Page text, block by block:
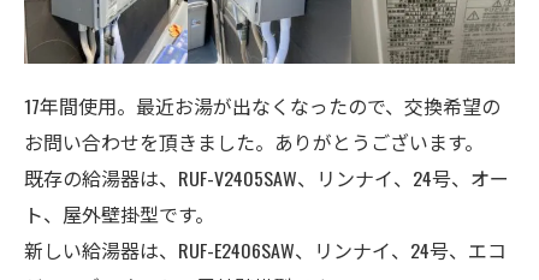
17年間使用。最近お湯が出なくなったので、交換希望の
お問い合わせを頂きました。ありがとうございます。
既存の給湯器は、RUF-V2405SAW、リンナイ、24号、オー
ト、屋外壁掛型です。
新しい給湯器は、RUF-E2406SAW、リンナイ、24号、エコ